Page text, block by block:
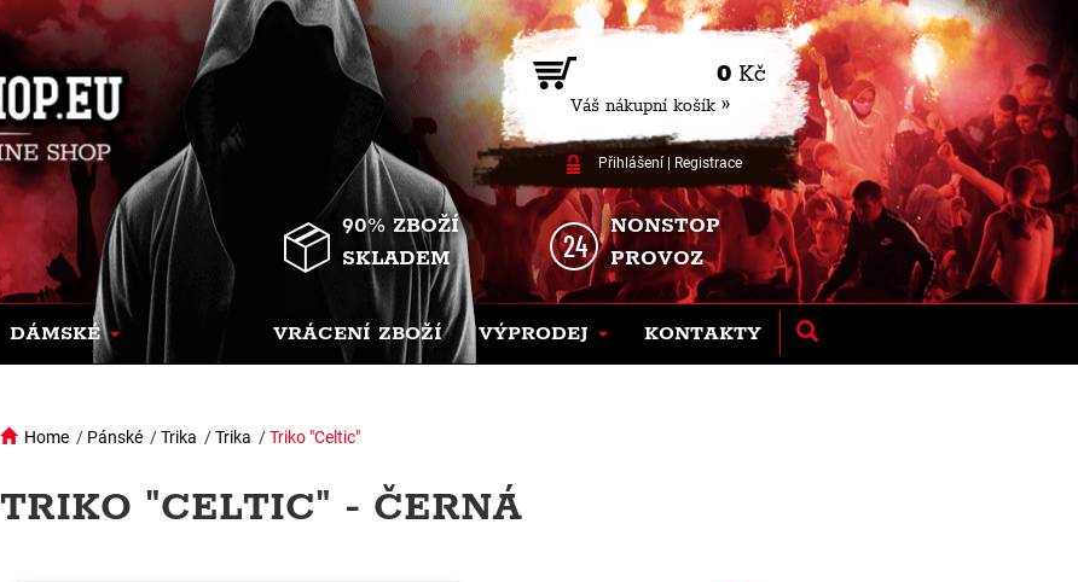
0 Kč
Váš nákupní košík »
Přihlášení| Registrace
90% ZBOŽÍ
SKLADEM
NONSTOP
PROVOZ
DÁMSKÉ VRÁCENÍ ZBOŽÍ VÝPRODEJ KONTAKTY
Home / Pánské /Trika /Trika /Triko "Celtic"
TRIKO "CELTIC" - ČERNÁ